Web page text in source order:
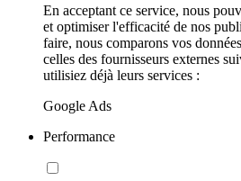
En acceptant ce service, nous
et optimiser l'efficacité de nos
faire, nous comparons vos
celles des fournisseurs externes
utilisiez déjà leurs services :
Google Ads
Performance